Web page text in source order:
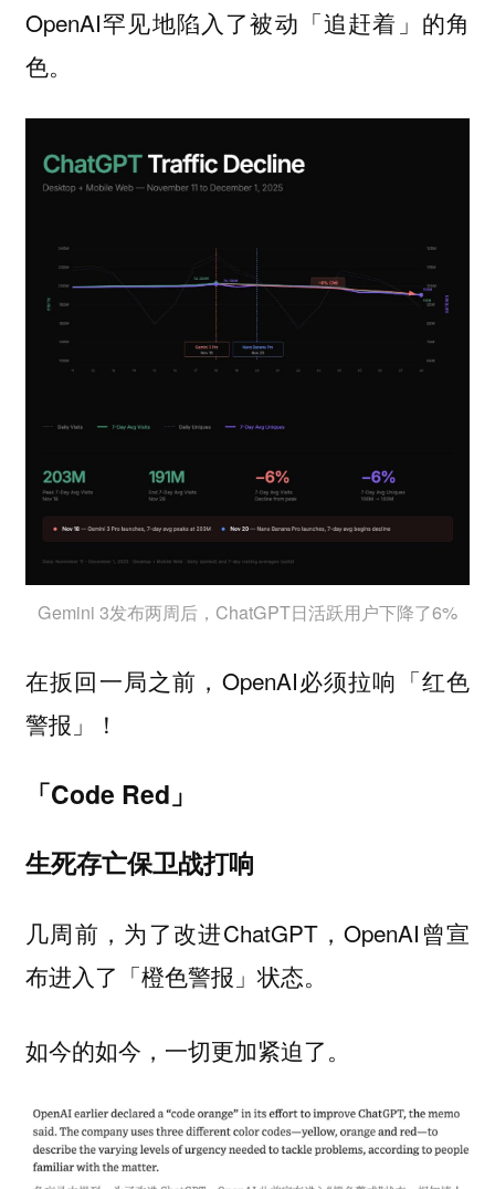
OpenAI罕见地陷入了被动「追赶着」的角
色。
Gemini 3发布两周后，ChatGPT日活跃用户下降了6%
在扳回一局之前，OpenAI必须拉响「红色
警报」！
「Code Red」
生死存亡保卫战打响
几周前，为了改进ChatGPT，OpenAI曾宣
布进入了「橙色警报」状态。
如今的如今，一切更加紧迫了。